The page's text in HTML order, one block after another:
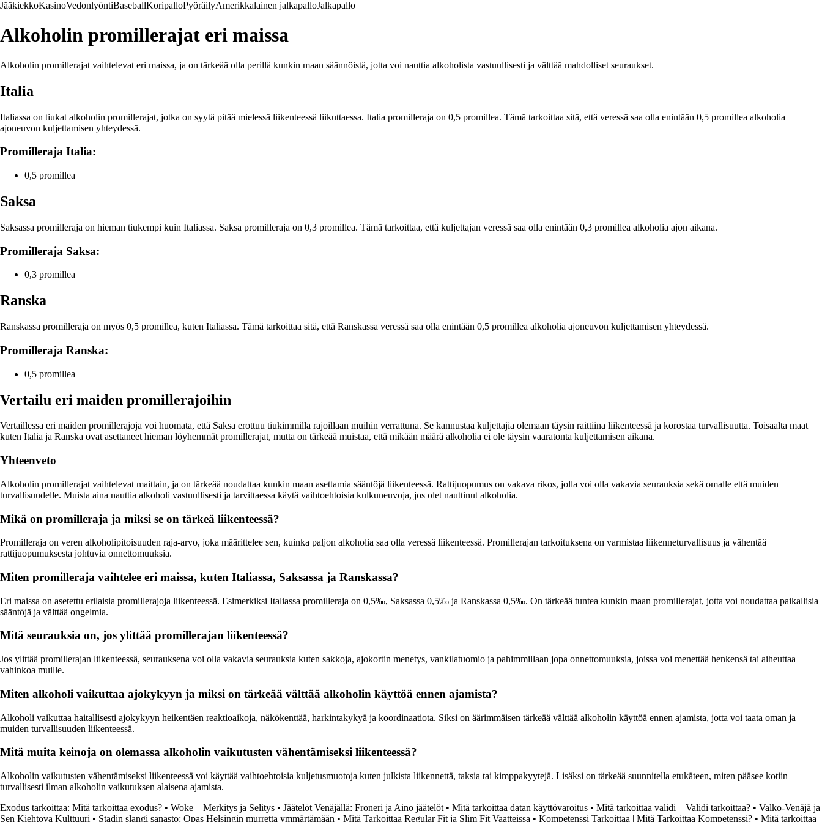
JääkiekkoKasinoVedonlyöntiBaseballKoripalloPyöräilyAmerikkalainen jalkapalloJalkapallo
Alkoholin promillerajat eri maissa
Alkoholin promillerajat vaihtelevat eri maissa, ja on tärkeää olla perillä kunkin maan säännöistä, jotta voi nauttia alkoholista vastuullisesti ja välttää mahdolliset seuraukset.
Italia
Italiassa on tiukat alkoholin promillerajat, jotka on syytä pitää mielessä liikenteessä liikuttaessa. Italia promilleraja on 0,5 promillea. Tämä tarkoittaa sitä, että veressä saa olla enintään 0,5 promillea alkoholia
ajoneuvon kuljettamisen yhteydessä.
Promilleraja Italia:
0,5 promillea
Saksa
Saksassa promilleraja on hieman tiukempi kuin Italiassa. Saksa promilleraja on 0,3 promillea. Tämä tarkoittaa, että kuljettajan veressä saa olla enintään 0,3 promillea alkoholia ajon aikana.
Promilleraja Saksa:
0,3 promillea
Ranska
Ranskassa promilleraja on myös 0,5 promillea, kuten Italiassa. Tämä tarkoittaa sitä, että Ranskassa veressä saa olla enintään 0,5 promillea alkoholia ajoneuvon kuljettamisen yhteydessä.
Promilleraja Ranska:
0,5 promillea
Vertailu eri maiden promillerajoihin
Vertaillessa eri maiden promillerajoja voi huomata, että Saksa erottuu tiukimmilla rajoillaan muihin verrattuna. Se kannustaa kuljettajia olemaan täysin raittiina liikenteessä ja korostaa turvallisuutta. Toisaalta maat
kuten Italia ja Ranska ovat asettaneet hieman löyhemmät promillerajat, mutta on tärkeää muistaa, että mikään määrä alkoholia ei ole täysin vaaratonta kuljettamisen aikana.
Yhteenveto
Alkoholin promillerajat vaihtelevat maittain, ja on tärkeää noudattaa kunkin maan asettamia sääntöjä liikenteessä. Rattijuopumus on vakava rikos, jolla voi olla vakavia seurauksia sekä omalle että muiden
turvallisuudelle. Muista aina nauttia alkoholi vastuullisesti ja tarvittaessa käytä vaihtoehtoisia kulkuneuvoja, jos olet nauttinut alkoholia.
Mikä on promilleraja ja miksi se on tärkeä liikenteessä?
Promilleraja on veren alkoholipitoisuuden raja-arvo, joka määrittelee sen, kuinka paljon alkoholia saa olla veressä liikenteessä. Promillerajan tarkoituksena on varmistaa liikenneturvallisuus ja vähentää
rattijuopumuksesta johtuvia onnettomuuksia.
Miten promilleraja vaihtelee eri maissa, kuten Italiassa, Saksassa ja Ranskassa?
Eri maissa on asetettu erilaisia promillerajoja liikenteessä. Esimerkiksi Italiassa promilleraja on 0,5‰, Saksassa 0,5‰ ja Ranskassa 0,5‰. On tärkeää tuntea kunkin maan promillerajat, jotta voi noudattaa paikallisia
sääntöjä ja välttää ongelmia.
Mitä seurauksia on, jos ylittää promillerajan liikenteessä?
Jos ylittää promillerajan liikenteessä, seurauksena voi olla vakavia seurauksia kuten sakkoja, ajokortin menetys, vankilatuomio ja pahimmillaan jopa onnettomuuksia, joissa voi menettää henkensä tai aiheuttaa
vahinkoa muille.
Miten alkoholi vaikuttaa ajokykyyn ja miksi on tärkeää välttää alkoholin käyttöä ennen ajamista?
Alkoholi vaikuttaa haitallisesti ajokykyyn heikentäen reaktioaikoja, näkökenttää, harkintakykyä ja koordinaatiota. Siksi on äärimmäisen tärkeää välttää alkoholin käyttöä ennen ajamista, jotta voi taata oman ja
muiden turvallisuuden liikenteessä.
Mitä muita keinoja on olemassa alkoholin vaikutusten vähentämiseksi liikenteessä?
Alkoholin vaikutusten vähentämiseksi liikenteessä voi käyttää vaihtoehtoisia kuljetusmuotoja kuten julkista liikennettä, taksia tai kimppakyytejä. Lisäksi on tärkeää suunnitella etukäteen, miten pääsee kotiin
turvallisesti ilman alkoholin vaikutuksen alaisena ajamista.
Exodus tarkoittaa: Mitä tarkoittaa exodus? • Woke – Merkitys ja Selitys • Jäätelöt Venäjällä: Froneri ja Aino jäätelöt • Mitä tarkoittaa datan käyttövaroitus • Mitä tarkoittaa validi – Validi tarkoittaa? • Valko-Venäjä ja
Sen Kiehtova Kulttuuri • Stadin slangi sanasto: Opas Helsingin murretta ymmärtämään • Mitä Tarkoittaa Regular Fit ja Slim Fit Vaatteissa • Kompetenssi Tarkoittaa | Mitä Tarkoittaa Kompetenssi? • Mitä tarkoittaa